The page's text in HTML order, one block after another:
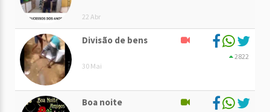
22 Abr
Divisão de bens
30 Mai
2822
Boa noite